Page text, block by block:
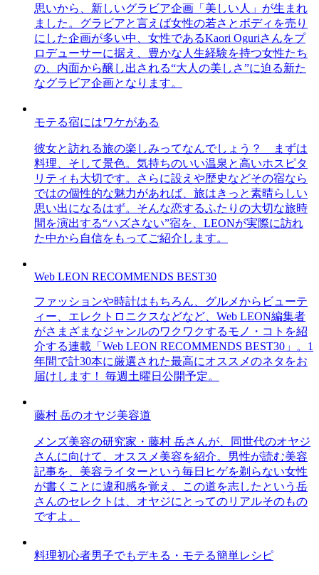
思いから、新しいグラビア企画「美しい人」が生まれ
ました。グラビアと言えば女性の若さとボディを売り
にした企画が多い中、女性であるKaori Oguriさんをプ
ロデューサーに据え、豊かな人生経験を持つ女性たち
の、内面から醸し出される“大人の美しさ”に迫る新た
なグラビア企画となります。
モテる宿にはワケがある
彼女と訪れる旅の楽しみってなんでしょう？ まずは
料理、そして景色。気持ちのいい温泉と高いホスピタ
リティも大切です。さらに設えや歴史などその宿なら
ではの個性的な魅力があれば、旅はきっと素晴らしい
思い出になるはず。そんな恋するふたりの大切な旅時
間を演出する“ハズさない”宿を、LEONが実際に訪れ
た中から自信をもってご紹介します。
Web LEON RECOMMENDS BEST30
ファッションや時計はもちろん、グルメからビューテ
ィー、エレクトロニクスなどなど、Web LEON編集者
がさまざまなジャンルのワクワクするモノ・コトを紹
介する連載「Web LEON RECOMMENDS BEST30」。1
年間で計30本に厳選された最高にオススメのネタをお
届けします！ 毎週土曜日公開予定。
藤村 岳のオヤジ美容道
メンズ美容の研究家・藤村 岳さんが、同世代のオヤジ
さんに向けて、オススメ美容を紹介。男性が読む美容
記事を、美容ライターという毎日ヒゲを剃らない女性
が書くことに違和感を覚え、この道を志したという岳
さんのセレクトは、オヤジにとってのリアルそのもの
ですよ。
料理初心者男子でもデキる・モテる簡単レシピ